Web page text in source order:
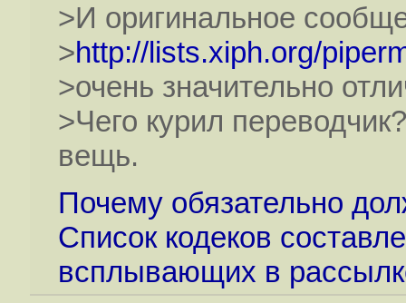
>И оригинальное
>http://lists.xiph.org/
>очень значительно
>Чего курил
вещь.
Почему обязательно
Список кодеков
всплывающих в